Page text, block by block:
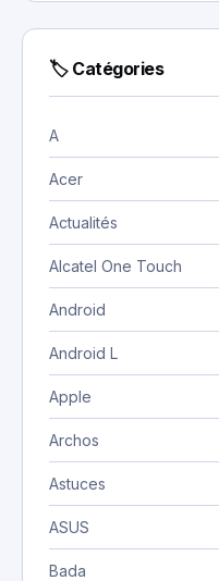
🏷 Catégories
A
Acer
Actualités
Alcatel One Touch
Android
Android L
Apple
Archos
Astuces
ASUS
Bada